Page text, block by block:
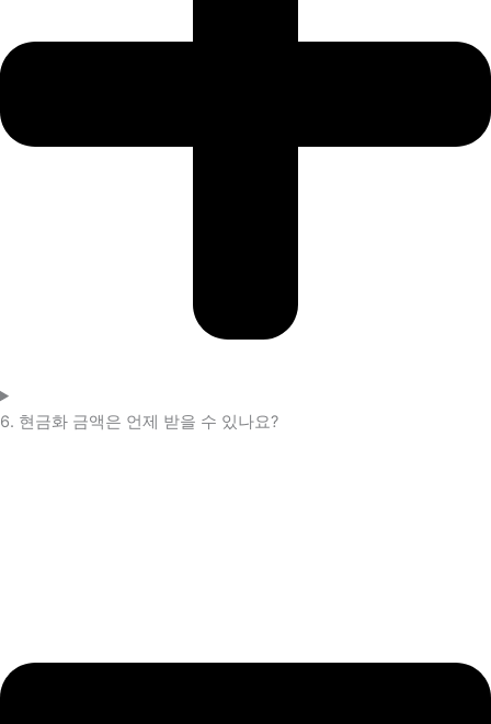
6. 현금화 금액은 언제 받을 수 있나요?